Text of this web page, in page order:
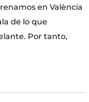
en València
de lo que
Por tanto,